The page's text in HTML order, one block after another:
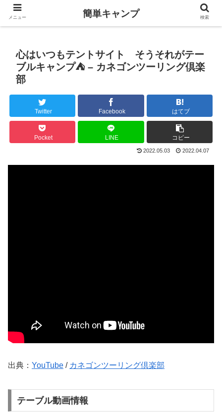
心はいつもテントサイト そうそれがテー
ブルキャンプ⛺️ – カネゴンツーリング倶楽
部
Twitter Facebook はてブ
Pocket LINE コピー
2022.05.03 2022.04.07
出典： YouTube / カネゴンツーリング倶楽部
テーブル動画情報
メニュー 簡単キャンプ 検索